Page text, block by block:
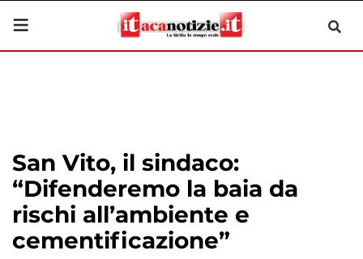
San Vito, il sindaco:
“Difenderemo la baia da
rischi all’ambiente e
cementificazione”